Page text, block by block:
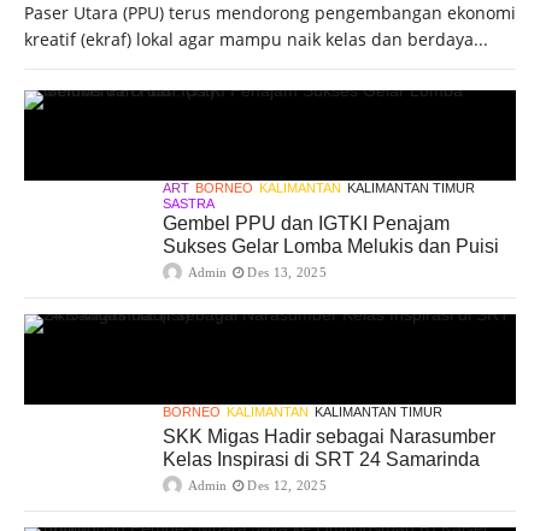
Paser Utara (PPU) terus mendorong pengembangan ekonomi
kreatif (ekraf) lokal agar mampu naik kelas dan berdaya...
ART BORNEO KALIMANTAN
KALIMANTAN TIMUR
SASTRA
Gembel PPU dan IGTKI Penajam
Sukses Gelar Lomba Melukis dan Puisi
Admin Des 13, 2025
BORNEO KALIMANTAN KALIMANTAN TIMUR
SKK Migas Hadir sebagai Narasumber
Kelas Inspirasi di SRT 24 Samarinda
Admin Des 12, 2025